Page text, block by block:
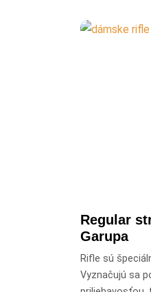
Regular
Garupa
Rifle sú
Vyznačujú sa